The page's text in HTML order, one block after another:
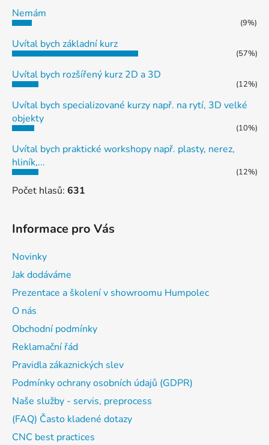
Nemám
(9%)
Uvítal bych základní kurz
(57%)
Uvítal bych rozšířený kurz 2D a 3D
(12%)
Uvítal bych specializované kurzy např. na rytí, 3D velké
objekty
(10%)
Uvítal bych praktické workshopy např. plasty, nerez,
hliník,...
(12%)
Počet hlasů: 631
Informace pro Vás
Novinky
Jak dodáváme
Prezentace a školení v showroomu Humpolec
O nás
Obchodní podmínky
Reklamační řád
Pravidla zákaznických slev
Podmínky ochrany osobních údajů (GDPR)
Naše služby - servis, preprocess
(FAQ) Často kladené dotazy
CNC best practices